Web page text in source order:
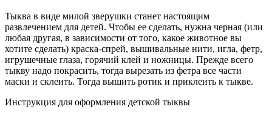
Тыква в виде милой зверушки станет настоящим
развлечением для детей. Чтобы ее сделать, нужна черная (или
любая другая, в зависимости от того, какое животное вы
хотите сделать) краска-спрей, вышивальные нити, игла, фетр,
игрушечные глаза, горячий клей и ножницы. Прежде всего
тыкву надо покрасить, тогда вырезать из фетра все части
маски и склеить. Тогда вышить ротик и приклеить к тыкве.
Инструкция для оформления детской тыквы